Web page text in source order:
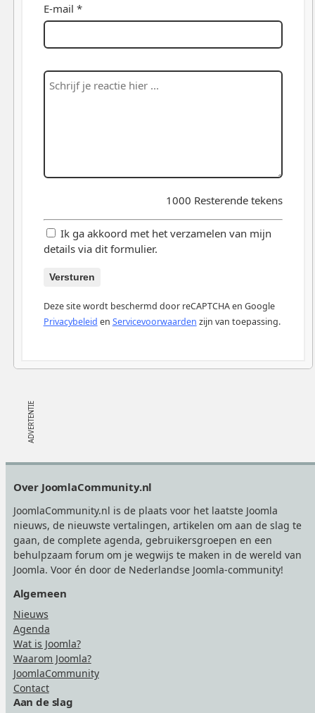
E-mail *
1000 Resterende tekens
Ik ga akkoord met het verzamelen van mijn
details via dit formulier.
Versturen
Deze site wordt beschermd door reCAPTCHA en Google
Privacybeleid en Servicevoorwaarden zijn van toepassing.
Over JoomlaCommunity.nl
JoomlaCommunity.nl is de plaats voor het laatste Joomla
nieuws, de nieuwste vertalingen, artikelen om aan de slag te
gaan, de complete agenda, gebruikersgroepen en een
behulpzaam forum om je wegwijs te maken in de wereld van
Joomla. Voor én door de Nederlandse Joomla-community!
Algemeen
Nieuws
Agenda
Wat is Joomla?
Waarom Joomla?
JoomlaCommunity
Contact
Aan de slag